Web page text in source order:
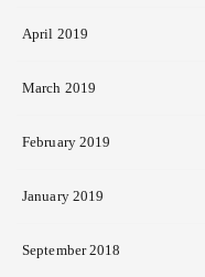
April 2019
March 2019
February 2019
January 2019
September 2018